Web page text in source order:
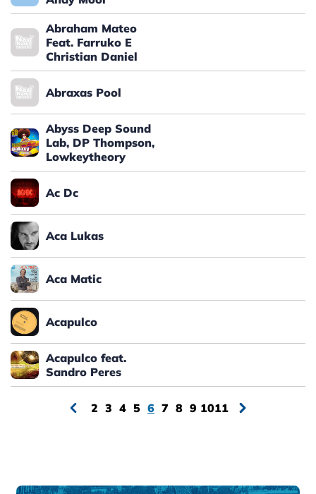
Abraham Mateo
Feat. Farruko E
Christian Daniel
Abraxas Pool
Abyss Deep Sound
Lab, DP Thompson,
Lowkeytheory
Ac Dc
Aca Lukas
Aca Matic
Acapulco
Acapulco feat.
Sandro Peres
2 3 4 5 6 7 8 9 1011